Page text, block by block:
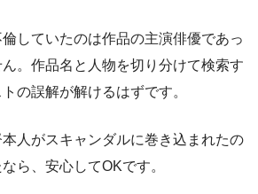
していたのは作品の主演俳優であっ
。作品名と人物を切り分けて検索す
の誤解が解けるはずです。
人がスキャンダルに巻き込まれたの
ら、安心してOKです。